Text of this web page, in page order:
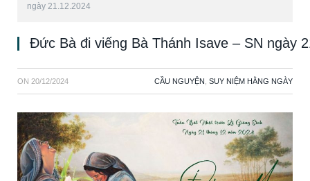
ngày 21.12.2024
Đức Bà đi viếng Bà Thánh Isave – SN ngày
ON 20/12/2024 CẦU NGUYỆN SUY NIỆM HẰNG NGÀY